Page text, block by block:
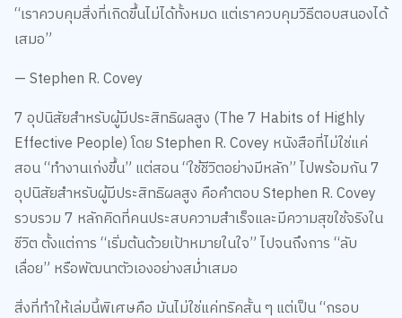
“เราควบคุมสิ่งที่เกิดขึ้นไม่ได้ทั้งหมด แต่เราควบคุมวิธีตอบสนองได้
เสมอ”
— Stephen R. Covey
7 อุปนิสัยสำหรับผู้มีประสิทธิผลสูง (The 7 Habits of Highly
Effective People) โดย Stephen R. Covey หนังสือที่ไม่ใช่แค่
สอน “ทำงานเก่งขึ้น” แต่สอน “ใช้ชีวิตอย่างมีหลัก” ไปพร้อมกัน 7
อุปนิสัยสำหรับผู้มีประสิทธิผลสูง คือคำตอบ Stephen R. Covey
รวบรวม 7 หลักคิดที่คนประสบความสำเร็จและมีความสุขใช้จริงใน
ชีวิต ตั้งแต่การ “เริ่มต้นด้วยเป้าหมายในใจ” ไปจนถึงการ “ลับ
เลื่อย” หรือพัฒนาตัวเองอย่างสม่ำเสมอ
สิ่งที่ทำให้เล่มนี้พิเศษคือ มันไม่ใช่แค่ทริคสั้น ๆ แต่เป็น “กรอบ